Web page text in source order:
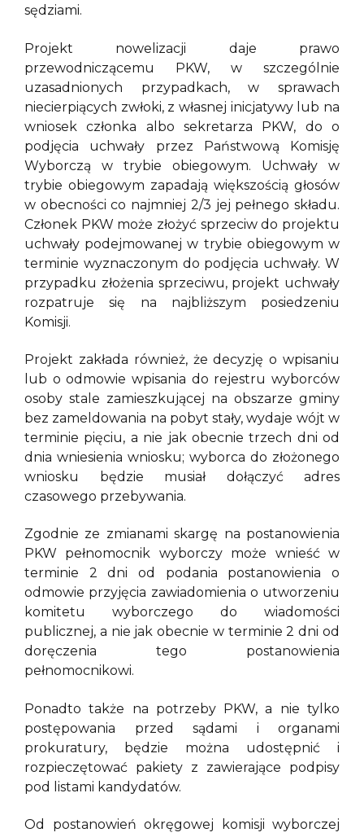
sędziami.
Projekt nowelizacji daje prawo
przewodniczącemu PKW, w szczególnie
uzasadnionych przypadkach, w sprawach
niecierpiących zwłoki, z własnej inicjatywy lub na
wniosek członka albo sekretarza PKW, do o
podjęcia uchwały przez Państwową Komisję
Wyborczą w trybie obiegowym. Uchwały w
trybie obiegowym zapadają większością głosów
w obecności co najmniej 2/3 jej pełnego składu.
Członek PKW może złożyć sprzeciw do projektu
uchwały podejmowanej w trybie obiegowym w
terminie wyznaczonym do podjęcia uchwały. W
przypadku złożenia sprzeciwu, projekt uchwały
rozpatruje się na najbliższym posiedzeniu
Komisji.
Projekt zakłada również, że decyzję o wpisaniu
lub o odmowie wpisania do rejestru wyborców
osoby stale zamieszkującej na obszarze gminy
bez zameldowania na pobyt stały, wydaje wójt w
terminie pięciu, a nie jak obecnie trzech dni od
dnia wniesienia wniosku; wyborca do złożonego
wniosku będzie musiał dołączyć adres
czasowego przebywania.
Zgodnie ze zmianami skargę na postanowienia
PKW pełnomocnik wyborczy może wnieść w
terminie 2 dni od podania postanowienia o
odmowie przyjęcia zawiadomienia o utworzeniu
komitetu wyborczego do wiadomości
publicznej, a nie jak obecnie w terminie 2 dni od
doręczenia tego postanowienia
pełnomocnikowi.
Ponadto także na potrzeby PKW, a nie tylko
postępowania przed sądami i organami
prokuratury, będzie można udostępnić i
rozpieczętować pakiety z zawierające podpisy
pod listami kandydatów.
Od postanowień okręgowej komisji wyborczej